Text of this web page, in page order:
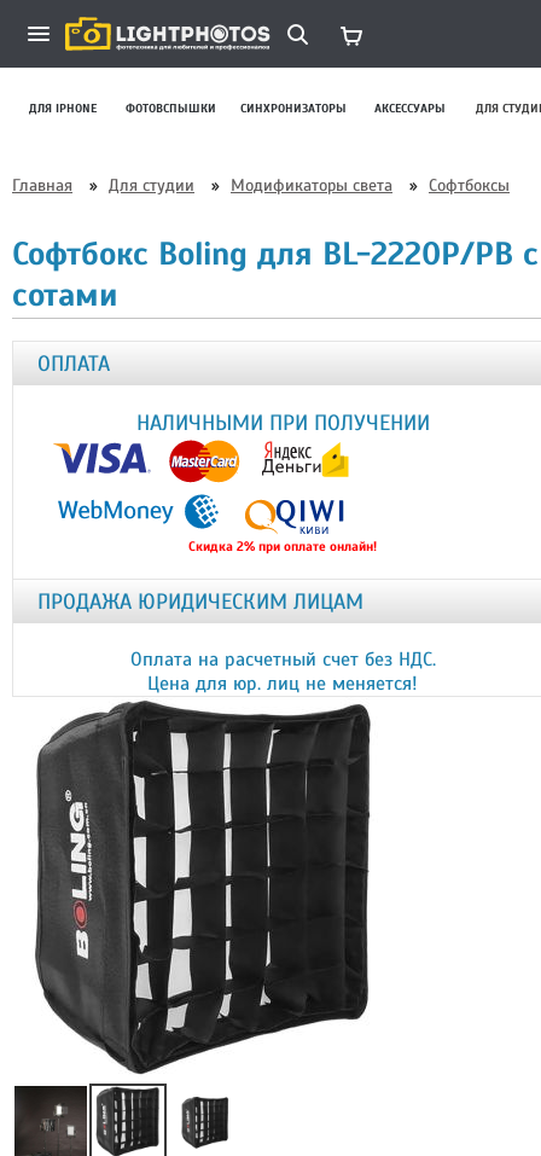
ДЛЯ IPHONE ФОТОВСПЫШКИ СИНХРОНИЗАТОРЫ АКСЕССУАРЫ ДЛЯ
Главная » Для студии » Модификаторы света » Софтбоксы
Софтбокс Boling для BL-2220P/PB с
сотами
ОПЛАТА
НАЛИЧНЫМИ ПРИ ПОЛУЧЕНИИ
Скидка 2% при оплате онлайн!
ПРОДАЖА ЮРИДИЧЕСКИМ ЛИЦАМ
Оплата на расчетный счет без НДС.
Цена для юр. лиц не меняется!